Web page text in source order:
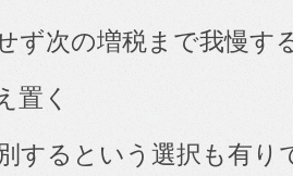
ず次の増税まで我慢す
置く
するという選択も有り